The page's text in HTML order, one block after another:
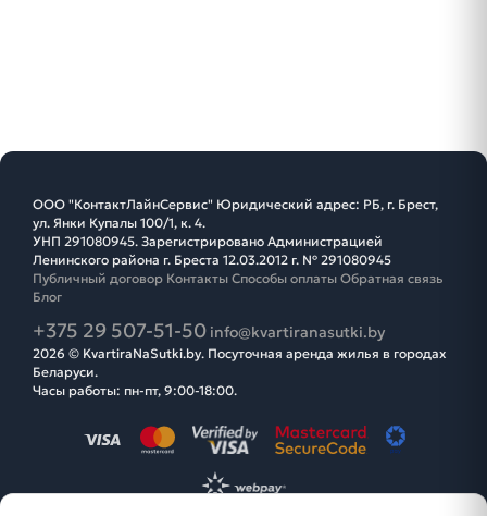
ООО "КонтактЛайнСервис" Юридический адрес: РБ, г. Брест,
ул. Янки Купалы 100/1, к. 4.
УНП 291080945. Зарегистрировано Администрацией
Ленинского района г. Бреста 12.03.2012 г. № 291080945
Публичный договор Контакты Способы оплаты Обратная связь
Блог
+375 29 507-51-50 info@kvartiranasutki.by
2026 © KvartiraNaSutki.by. Посуточная аренда жилья в городах
Беларуси.
Часы работы: пн-пт, 9:00-18:00.